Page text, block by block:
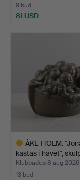
9 bud
81 USD
ÅKE HOLM.
kastas i havet",
Klubbades 8 aug 2026
13 bud